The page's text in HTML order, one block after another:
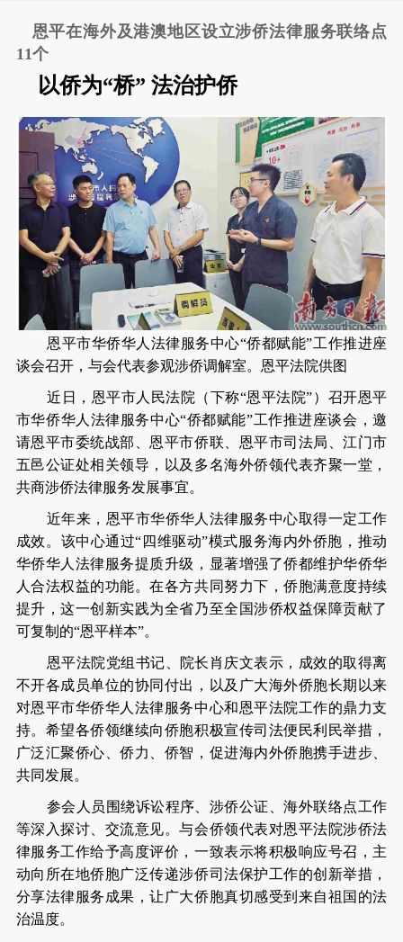
恩平在海外及港澳地区设立涉侨法律服务联络点
11个
以侨为“桥” 法治护侨
恩平市华侨华人法律服务中心“侨都赋能”工作推进座
谈会召开，与会代表参观涉侨调解室。恩平法院供图
近日，恩平市人民法院（下称“恩平法院”）召开恩平
市华侨华人法律服务中心“侨都赋能”工作推进座谈会，邀
请恩平市委统战部、恩平市侨联、恩平市司法局、江门市
五邑公证处相关领导，以及多名海外侨领代表齐聚一堂，
共商涉侨法律服务发展事宜。
近年来，恩平市华侨华人法律服务中心取得一定工作
成效。该中心通过“四维驱动”模式服务海内外侨胞，推动
华侨华人法律服务提质升级，显著增强了侨都维护华侨华
人合法权益的功能。在各方共同努力下，侨胞满意度持续
提升，这一创新实践为全省乃至全国涉侨权益保障贡献了
可复制的“恩平样本”。
恩平法院党组书记、院长肖庆文表示，成效的取得离
不开各成员单位的协同付出，以及广大海外侨胞长期以来
对恩平市华侨华人法律服务中心和恩平法院工作的鼎力支
持。希望各侨领继续向侨胞积极宣传司法便民利民举措，
广泛汇聚侨心、侨力、侨智，促进海内外侨胞携手进步、
共同发展。
参会人员围绕诉讼程序、涉侨公证、海外联络点工作
等深入探讨、交流意见。与会侨领代表对恩平法院涉侨法
律服务工作给予高度评价，一致表示将积极响应号召，主
动向所在地侨胞广泛传递涉侨司法保护工作的创新举措，
分享法律服务成果，让广大侨胞真切感受到来自祖国的法
治温度。